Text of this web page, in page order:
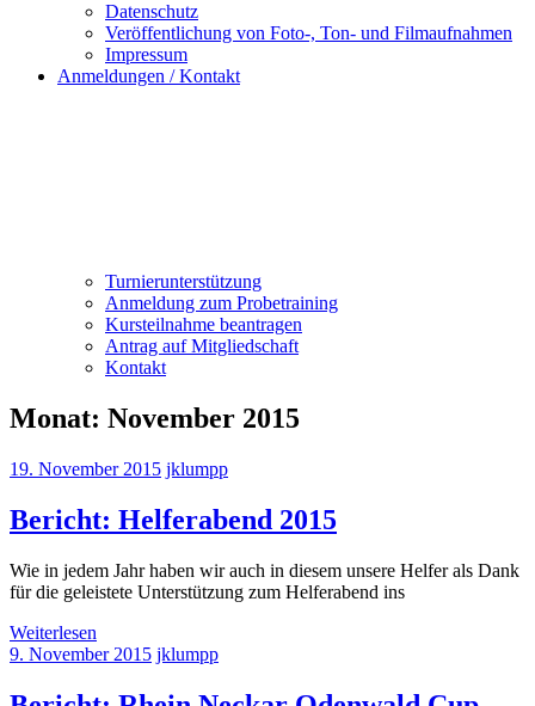
Datenschutz
Veröffentlichung von Foto-, Ton- und Filmaufnahmen
Impressum
Anmeldungen / Kontakt
Turnierunterstützung
Anmeldung zum Probetraining
Kursteilnahme beantragen
Antrag auf Mitgliedschaft
Kontakt
Monat: November 2015
19. November 2015 jklumpp
Bericht: Helferabend 2015
Wie in jedem Jahr haben wir auch in diesem unsere Helfer als Dank
für die geleistete Unterstützung zum Helferabend ins
Weiterlesen
9. November 2015 jklumpp